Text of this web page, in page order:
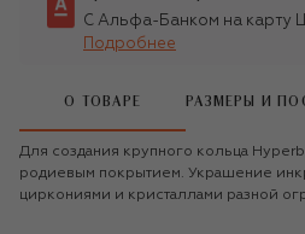
С Альфа-Банком на карту
Подробнее
О ТОВАРЕ РАЗМЕРЫ И
Для создания крупного кольца
родиевым покрытием. Украшение
циркониями и кристаллами разной